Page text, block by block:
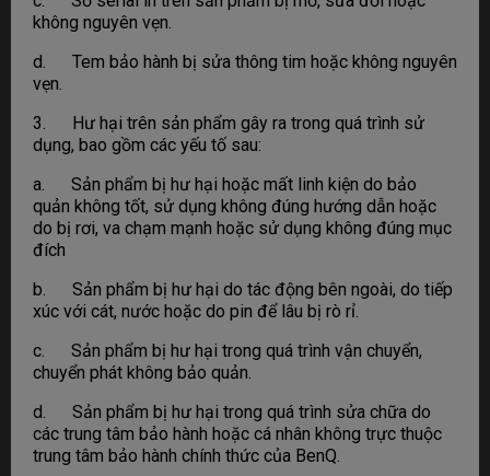
không nguyên vẹn.
d. Tem bảo hành bị sửa thông tim hoặc không nguyên
vẹn.
3. Hư hại trên sản phẩm gây ra trong quá trình sử
dụng, bao gồm các yếu tố sau:
a. Sản phẩm bị hư hại hoặc mất linh kiện do bảo
quản không tốt, sử dụng không đúng hướng dẫn hoặc
do bị rơi, va chạm mạnh hoặc sử dụng không đúng mục
đích
b. Sản phẩm bị hư hại do tác động bên ngoài, do tiếp
xúc với cát, nước hoặc do pin để lâu bị rò rỉ.
c. Sản phẩm bị hư hại trong quá trình vận chuyển,
chuyển phát không bảo quản.
d. Sản phẩm bị hư hại trong quá trình sửa chữa do
các trung tâm bảo hành hoặc cá nhân không trực thuộc
trung tâm bảo hành chính thức của BenQ.